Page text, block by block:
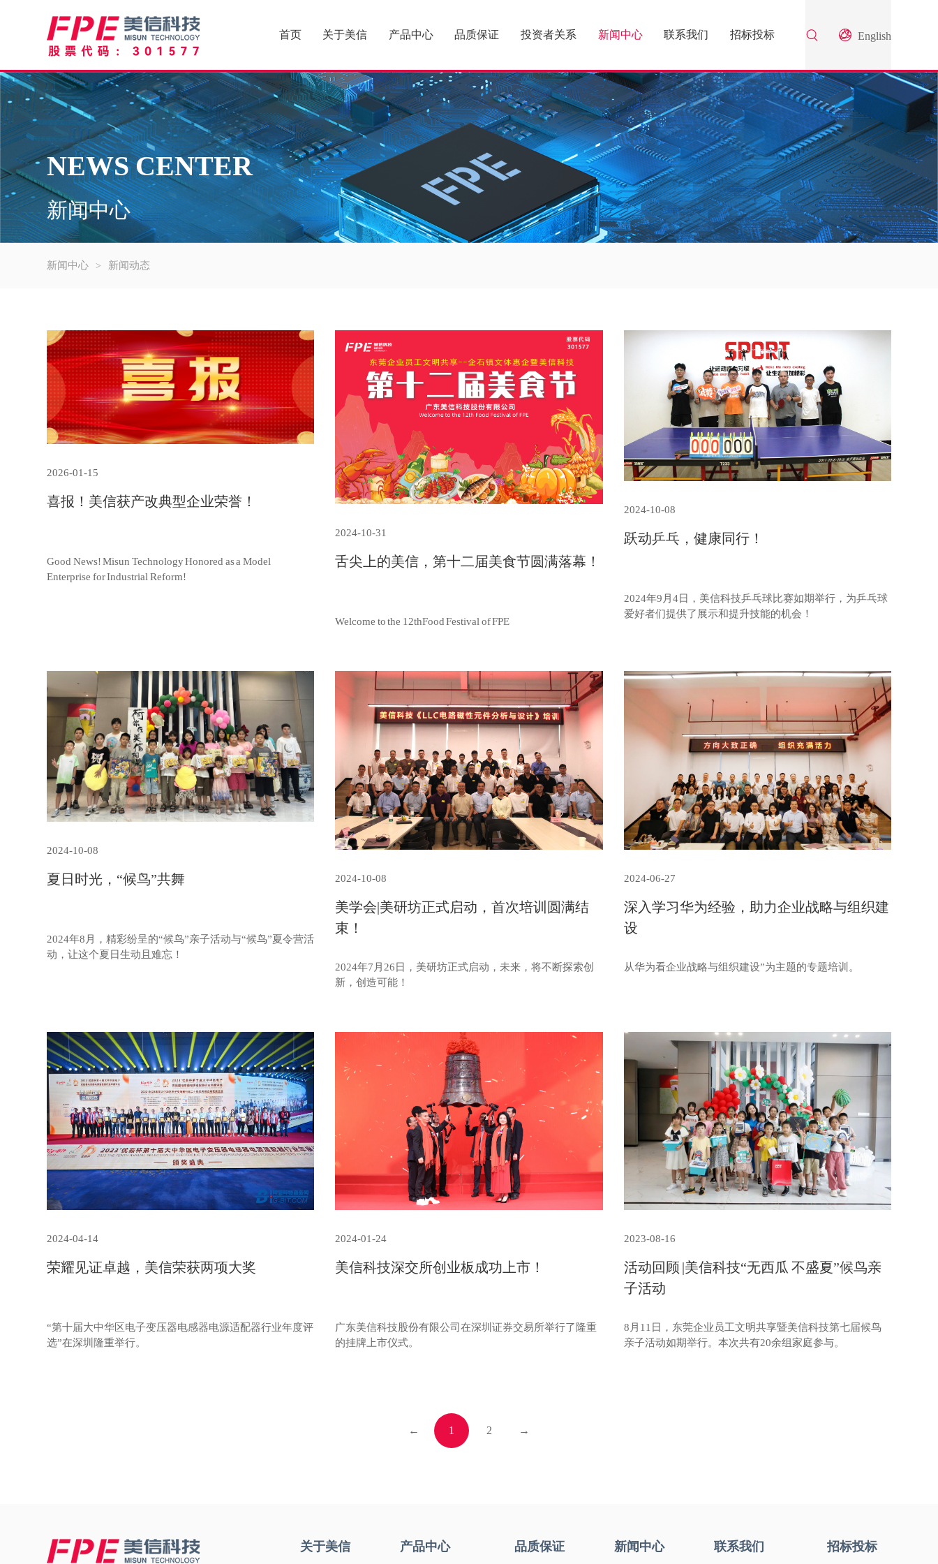
首页 关于美信 产品中心 品质保证 投资者关系 新闻中心 联系我们 招标投标 English
NEWS CENTER
新闻中心
新闻中心 > 新闻动态
2026-01-15
喜报！美信获产改典型企业荣誉！
Good News! Misun Technology Honored as a Model
Enterprise for Industrial Reform!
2024-10-31
舌尖上的美信，第十二届美食节圆满落幕！
Welcome to the 12thFood Festival of FPE
2024-10-08
跃动乒乓，健康同行！
2024年9月4日，美信科技乒乓球比赛如期举行，为乒乓球
爱好者们提供了展示和提升技能的机会！
2024-10-08
夏日时光，“候鸟”共舞
2024年8月，精彩纷呈的“候鸟”亲子活动与“候鸟”夏令营活
动，让这个夏日生动且难忘！
2024-10-08
美学会|美研坊正式启动，首次培训圆满结
束！
2024年7月26日，美研坊正式启动，未来，将不断探索创
新，创造可能！
2024-06-27
深入学习华为经验，助力企业战略与组织建
设
从华为看企业战略与组织建设”为主题的专题培训。
2024-04-14
荣耀见证卓越，美信荣获两项大奖
“第十届大中华区电子变压器电感器电源适配器行业年度评
选”在深圳隆重举行。
2024-01-24
美信科技深交所创业板成功上市！
广东美信科技股份有限公司在深圳证券交易所举行了隆重
的挂牌上市仪式。
2023-08-16
活动回顾 |美信科技“无西瓜 不盛夏”候鸟亲
子活动
8月11日，东莞企业员工文明共享暨美信科技第七届候鸟
亲子活动如期举行。本次共有20余组家庭参与。
← 1 2 →
关于美信 产品中心 品质保证 新闻中心 联系我们 招标投标